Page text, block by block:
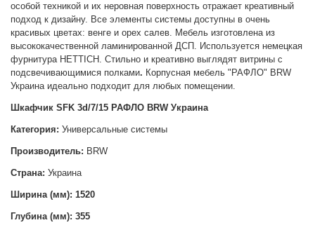
особой техникой и их неровная поверхность отражает креативный
подход к дизайну. Все элементы системы доступны в очень
красивых цветах: венге и орех салев. Мебель изготовлена из
высококачественной ламинированной ДСП. Используется немецкая
фурнитура HETTICH. Стильно и креативно выглядят витрины с
подсвечивающимися полками. Корпусная мебель "РАФЛО" BRW
Украина идеально подходит для любых помещении.
Шкафчик SFK 3d/7/15 РАФЛО BRW Украина
Категория: Универсальные системы
Производитель: BRW
Страна: Украина
Ширина (мм): 1520
Глубина (мм): 355